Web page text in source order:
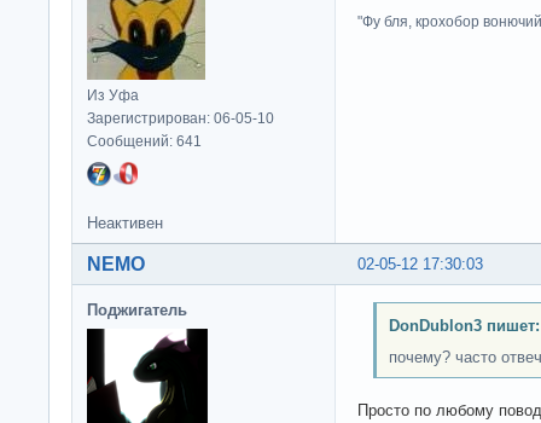
Из Уфа
Зарегистрирован: 06-05-10
Сообщений: 641
"Фу бля, крохобор
Неактивен
02-05-12 17:30:03
NEMO
Поджигатель
DonDublon3 пишет:
почему? часто
Просто по любому